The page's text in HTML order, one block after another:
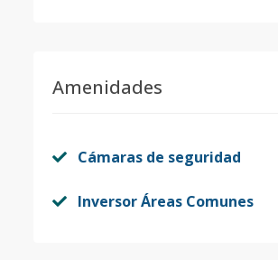
Amenidades
Cámaras de seguridad
Inversor Áreas Comunes